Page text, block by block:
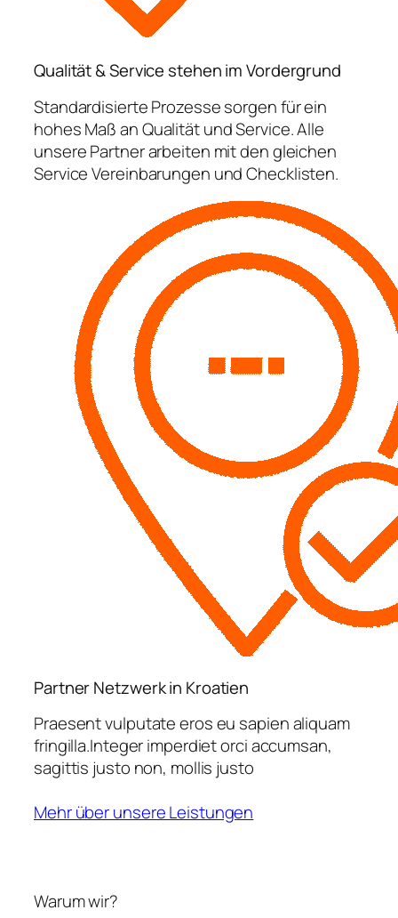
Qualität & Service stehen im Vordergrund
Standardisierte Prozesse sorgen für ein
hohes Maß an Qualität und Service. Alle
unsere Partner arbeiten mit den gleichen
Service Vereinbarungen und Checklisten.
Partner Netzwerk in Kroatien
Praesent vulputate eros eu sapien aliquam
fringilla.Integer imperdiet orci accumsan,
sagittis justo non, mollis justo
Mehr über unsere Leistungen
Warum wir?